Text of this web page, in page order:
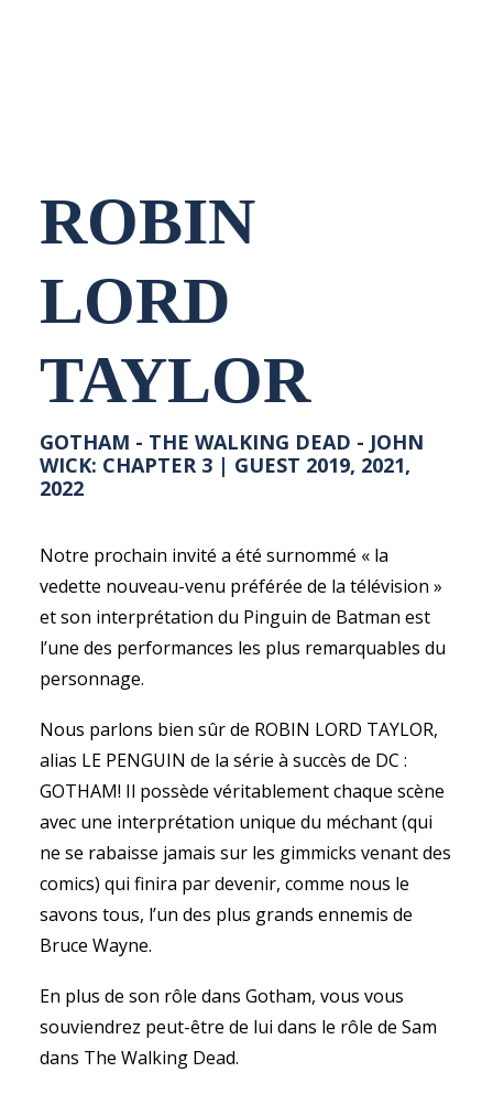
ROBIN
LORD
TAYLOR
GOTHAM - THE WALKING DEAD - JOHN
WICK: CHAPTER 3 | GUEST 2019, 2021,
2022
Notre prochain invité a été surnommé « la
vedette nouveau-venu préférée de la télévision »
et son interprétation du Pinguin de Batman est
l’une des performances les plus remarquables du
personnage.
Nous parlons bien sûr de ROBIN LORD TAYLOR,
alias LE PENGUIN de la série à succès de DC :
GOTHAM! Il possède véritablement chaque scène
avec une interprétation unique du méchant (qui
ne se rabaisse jamais sur les gimmicks venant des
comics) qui finira par devenir, comme nous le
savons tous, l’un des plus grands ennemis de
Bruce Wayne.
En plus de son rôle dans Gotham, vous vous
souviendrez peut-être de lui dans le rôle de Sam
dans The Walking Dead.